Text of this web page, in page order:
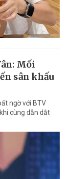
Mối
sân khấu
ngờ với BTV
cùng dẫn dắt